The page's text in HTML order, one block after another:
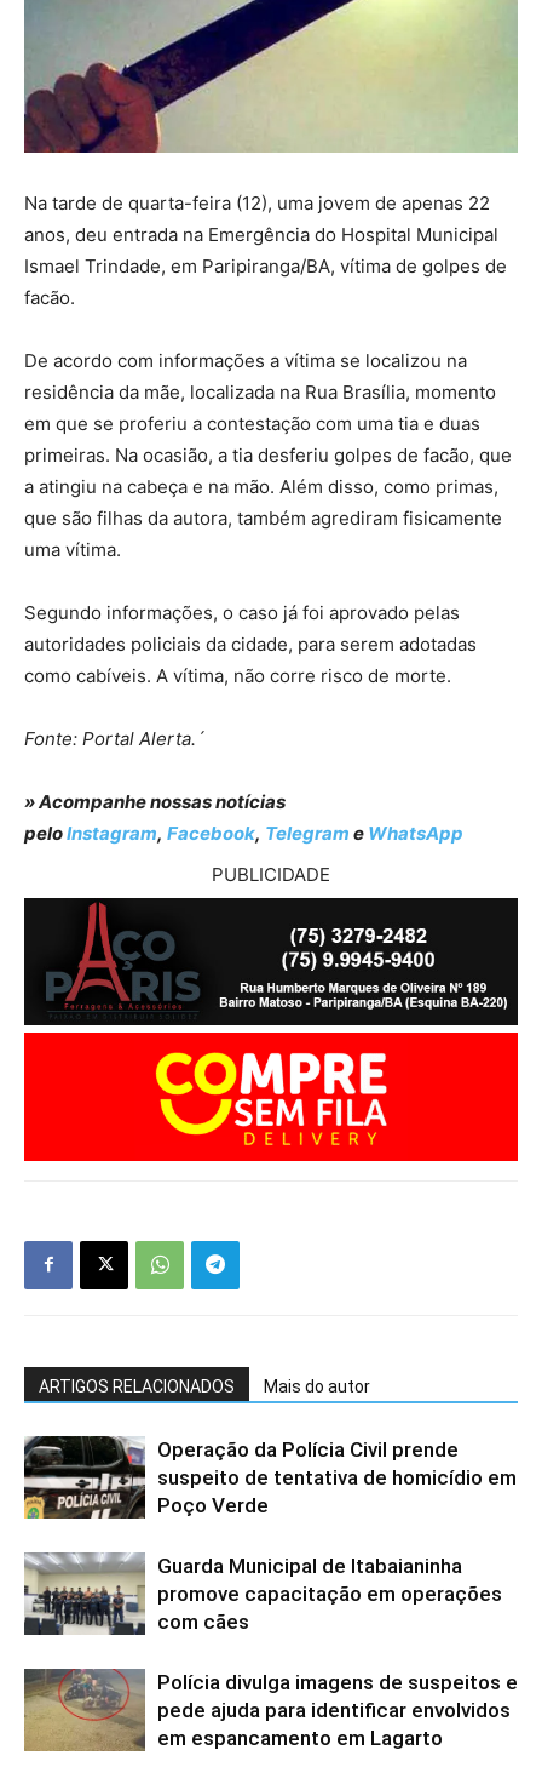
Na tarde de quarta-feira (12), uma jovem de apenas 22
anos, deu entrada na Emergência do Hospital Municipal
Ismael Trindade, em Paripiranga/BA, vítima de golpes de
facão.
De acordo com informações a vítima se localizou na
residência da mãe, localizada na Rua Brasília, momento
em que se proferiu a contestação com uma tia e duas
primeiras. Na ocasião, a tia desferiu golpes de facão, que
a atingiu na cabeça e na mão. Além disso, como primas,
que são filhas da autora, também agrediram fisicamente
uma vítima.
Segundo informações, o caso já foi aprovado pelas
autoridades policiais da cidade, para serem adotadas
como cabíveis. A vítima, não corre risco de morte.
Fonte: Portal Alerta.´
» Acompanhe nossas notícias
peloInstagram, Facebook, Telegram e WhatsApp
PUBLICIDADE
ARTIGOS RELACIONADOS Mais do autor
Operação da Polícia Civil prende
suspeito de tentativa de homicídio em
Poço Verde
Guarda Municipal de Itabaianinha
promove capacitação em operações
com cães
Polícia divulga imagens de suspeitos e
pede ajuda para identificar envolvidos
em espancamento em Lagarto